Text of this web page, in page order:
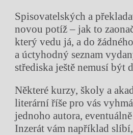
Spisovatelských a
novou potíž – jak to
který vedu já, a do
a úctyhodný seznam
střediska ještě nemusí být
Některé kurzy, školy a
literární říše pro vás
jednoho autora,
Inzerát vám například